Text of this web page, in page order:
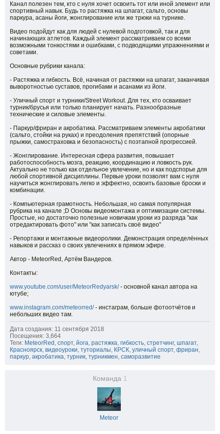
Канал полезен тем, кто с нуля хочет освоить тот или иной элемент или
спортивный навык. Будь то растяжка на шпагат, сальто, основы
паркура, асаны йоги, жонглирование или же трюки на турнике.
Видео подойдут как для людей с нулевой подготовкой, так и для
начинающих атлетов. Каждый элемент рассматриваем со всеми
возможными тонкостями и ошибками, с подводящими упражнениями и
советами.
Основные рубрики канала:
- Растяжка и гибкость. Всё, начиная от растяжки на шпагат, заканчивая
выворотностью суставов, прогибами и асанами из йоги.
- Уличный спорт и турники/Street Workout. Для тех, кто осваивает
турник/брусья или только планирует начать. Разнообразные
технические и силовые элементы.
- Паркур/фриран и акробатика. Рассматриваем элементы акробатики
(сальто, стойки на руках) и преодоления препятствий (опорные
прыжки, самостраховка и безопасность) с поэтапной прогрессией.
- Жонглирование. Интересная сфера развития, повышает
работоспособность мозга, реакцию, координацию и ловкость рук.
Актуально не только как отдельное увлечение, но и как подспорье для
любой спортивной дисциплины. Первые уроки позволят вам с нуля
научиться жонглировать легко и эффектно, освоить базовые броски и
комбинации.
- Компьютерная грамотность. Небольшая, но самая популярная
рубрика на канале ;D Основы видеомонтажа и оптимизации системы.
Простые, но достаточно полезные новичкам уроки из разряда "как
отредактировать фото" или "как записать своё видео"
- Репортажи и монтажные видеоролики. Демонстрация определённых
навыков и рассказ о своих увлечениях в прямом эфире.
Автор - MeteorRed, Артём Вандеров.
Контакты:
www.youtube.com/user/MeteorRedyarsk/- основной канал автора на
ютубе;
www.instagram.com/meteorred/- инстаграм, больше фотоотчётов и
небольших видео там.
Дата создания: 11 сентября 2018
Посещения: 3,664
Теги: MeteorRed , спорт, йога, растяжка, гибкость, стретчинг, шпагат,
Красноярск, видеоуроки, туториалы, КРСК, уличный спорт, фриран,
паркур, акробатика, турник, турникмен, саморазвитие
Команда 1
Meteor